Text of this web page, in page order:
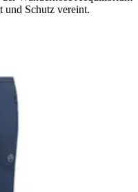
und Schutz vereint.